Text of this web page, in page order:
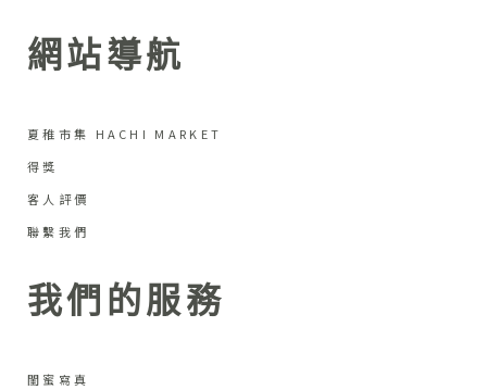
網站導航
夏稚市集 HACHI MARKET
得獎
客人評價
聯繫我們
我們的服務
閨蜜寫真